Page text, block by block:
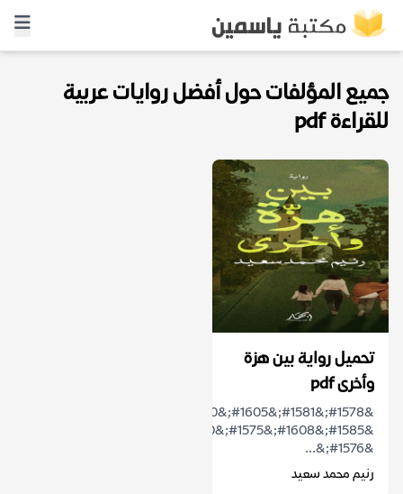
جميع المؤلفات حول أفضل روايات عربية
للقراءة pdf
تحميل رواية بين هزة
وأخرى pdf
&#1576;&...
رنيم محمد سعيد